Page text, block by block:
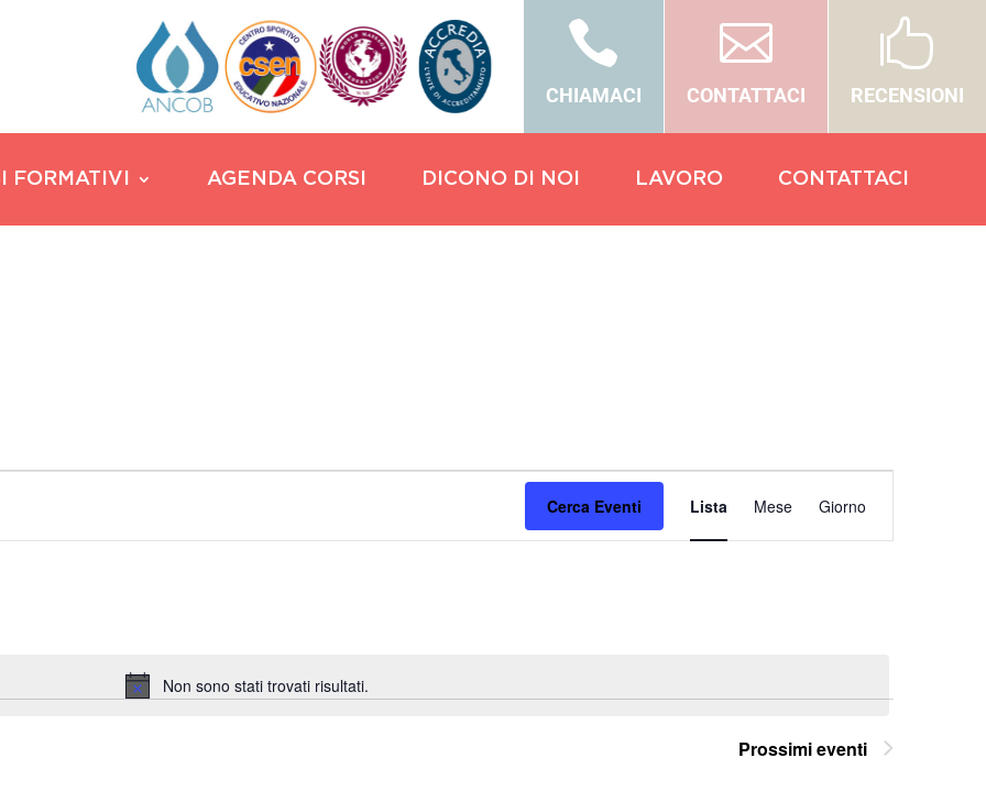

CHIAMACI

CONTATTACI

RECENSIONI
FORMATIVI AGENDA CORSI DICONO DI NOI LAVORO CONTATTACI
Notice
Non sono stati trovati risultati.
Cerca Eventi
Viste
Lista Mese Giorno
Prossimi eventi